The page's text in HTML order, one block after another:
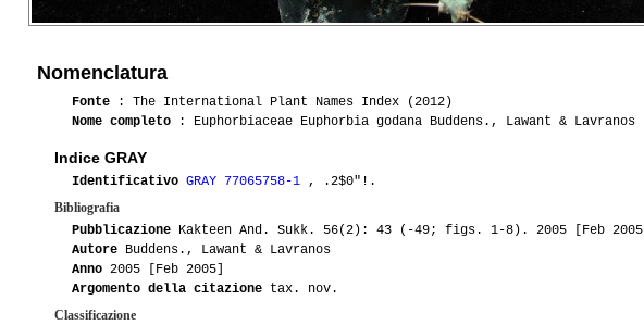
Nomenclatura
Fonte : The International Plant Names Index (2012)
Nome completo : Euphorbiaceae Euphorbia godana Buddens., Lawant & Lavranos
Indice GRAY
Identificativo GRAY 77065758-1 , .2$0"!.
Bibliografia
Pubblicazione Kakteen And. Sukk. 56(2): 43 (-49; figs. 1-8). 2005 [Feb 2005]
Autore Buddens., Lawant & Lavranos
Anno 2005 [Feb 2005]
Argomento della citazione tax. nov.
Classificazione